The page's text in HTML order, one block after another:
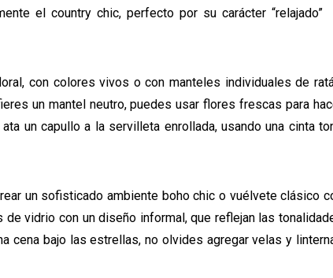
el country chic, perfecto por su carácter “relajado”
con colores vivos o con manteles individuales de
un mantel neutro, puedes usar flores frescas para
un capullo a la servilleta enrollada, usando una cinta
un sofisticado ambiente boho chic o vuélvete clásico
vidrio con un diseño informal, que reflejan las
cena bajo las estrellas, no olvides agregar velas y